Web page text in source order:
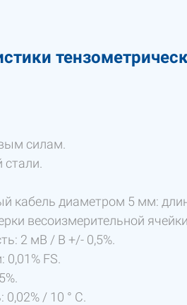
силам.
кабель диаметром 5 мм:
весоизмерительной
2 мВ / В +/- 0,5%.
FS.
/ 10 ° C.